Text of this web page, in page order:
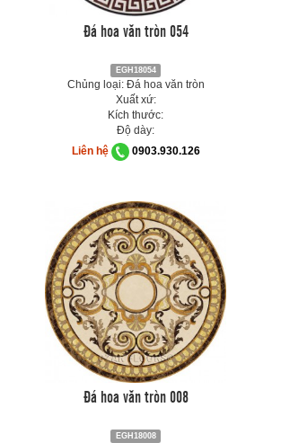
Đá hoa văn tròn 054
EGH18054
Chủng loại: Đá hoa văn tròn
Xuất xứ:
Kích thước:
Độ dày:
Liên hệ
0903.930.126
Đá hoa văn tròn 008
EGH18008